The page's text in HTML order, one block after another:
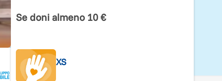
Se doni almeno 10 €
XS